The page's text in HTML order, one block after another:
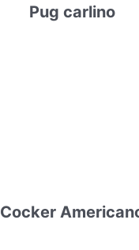
Pug carlino
Cocker